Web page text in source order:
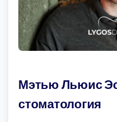
Мэтью Льюис
стоматология